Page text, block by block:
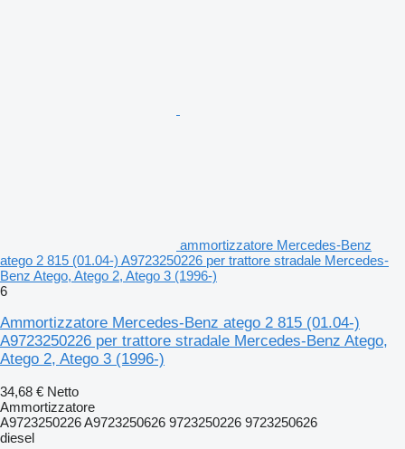
ammortizzatore Mercedes-Benz
atego 2 815 (01.04-) A9723250226 per trattore stradale Mercedes-
Benz Atego, Atego 2, Atego 3 (1996-)
6
Ammortizzatore Mercedes-Benz atego 2 815 (01.04-)
A9723250226 per trattore stradale Mercedes-Benz Atego,
Atego 2, Atego 3 (1996-)
34,68 € Netto
Ammortizzatore
A9723250226 A9723250626 9723250226 9723250626
diesel